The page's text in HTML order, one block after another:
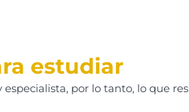
estudiar
por lo tanto, lo que